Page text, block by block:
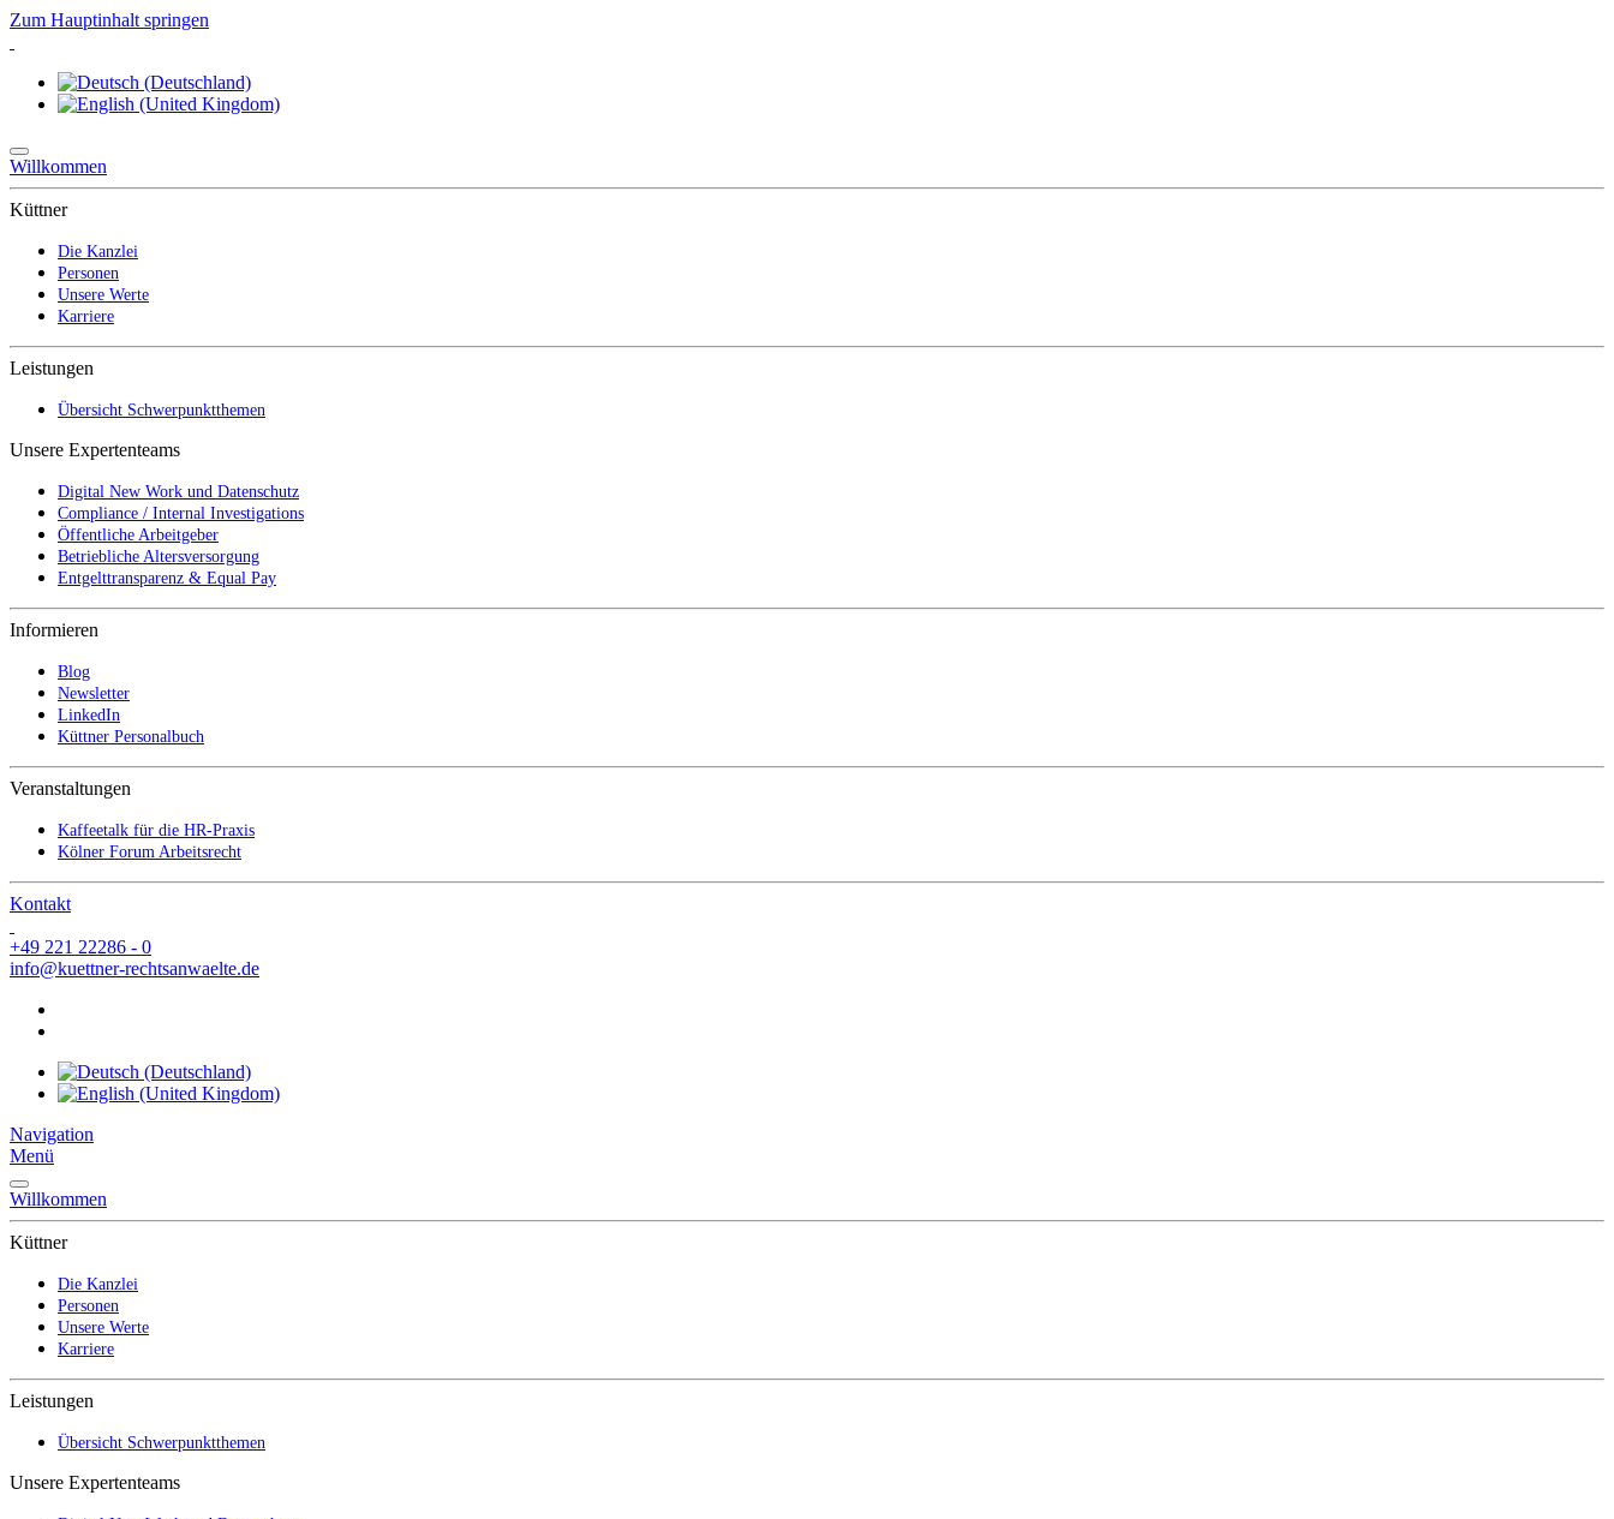
Zum Hauptinhalt springen
Willkommen
Küttner
Die Kanzlei
Personen
Unsere Werte
Karriere
Leistungen
Übersicht Schwerpunktthemen
Unsere Expertenteams
Digital New Work und Datenschutz
Compliance / Internal Investigations
Öffentliche Arbeitgeber
Betriebliche Altersversorgung
Entgelttransparenz & Equal Pay
Informieren
Blog
Newsletter
LinkedIn
Küttner Personalbuch
Veranstaltungen
Kaffeetalk für die HR-Praxis
Kölner Forum Arbeitsrecht
Kontakt
+49 221 22286 - 0
info@kuettner-rechtsanwaelte.de
Navigation
Menü
Willkommen
Küttner
Die Kanzlei
Personen
Unsere Werte
Karriere
Leistungen
Übersicht Schwerpunktthemen
Unsere Expertenteams